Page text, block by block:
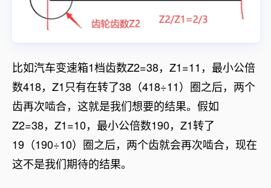
比如汽车变速箱1档齿数Z2=38，Z1=11，最小公倍
数418，Z1只有在转了38（418÷11）圈之后，两个
齿再次啮合，这就是我们想要的结果。假如
Z2=38，Z1=10，最小公倍数190，Z1转了
19（190÷10）圈之后，两个齿就会再次啮合，现在
这不是我们期待的结果。